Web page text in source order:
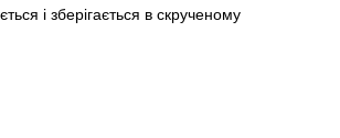
і зберігається в скрученому